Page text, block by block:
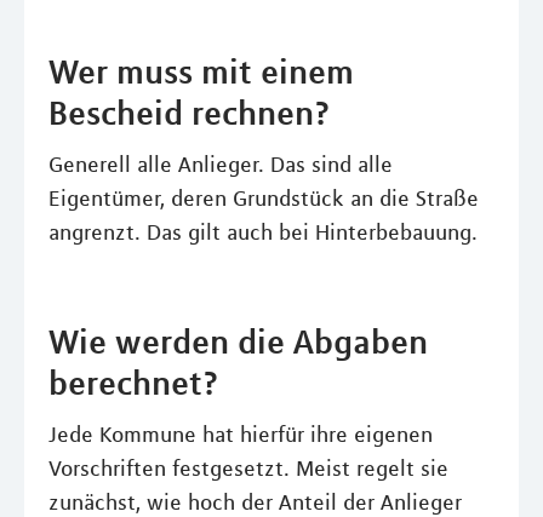
Wer muss mit einem
Bescheid rechnen?
Generell alle Anlieger. Das sind alle
Eigentümer, deren Grundstück an die Straße
angrenzt. Das gilt auch bei Hinterbebauung.
Wie werden die Abgaben
berechnet?
Jede Kommune hat hierfür ihre eigenen
Vorschriften festgesetzt. Meist regelt sie
zunächst, wie hoch der Anteil der Anlieger